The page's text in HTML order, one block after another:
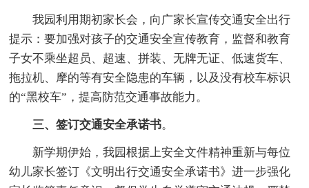
我园利用期初家长会，向广家长宣传交通安全出行
提示：要加强对孩子的交通安全宣传教育，监督和教育
子女不乘坐超员、超速、拼装、无牌无证、低速货车、
拖拉机、摩的等有安全隐患的车辆，以及没有校车标识
的“黑校车”，提高防范交通事故能力。
三、签订交通安全承诺书。
新学期伊始，我园根据上安全文件精神重新与每位
幼儿家长签订《文明出行交通安全承诺书》进一步强化